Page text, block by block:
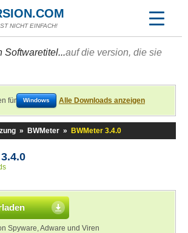
NICHT EINFACH!
Softwaretitel...auf die version, die sie
für Windows Alle Downloads anzeigen
» BWMeter » BWMeter 3.4.0
Spyware, Adware und Viren